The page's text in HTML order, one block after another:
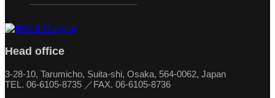
Head office
3-28-10, Tarumicho, Suita-shi, Osaka, 564-0062, Japan
TEL. 06-6105-8735 ／FAX. 06-6105-8736